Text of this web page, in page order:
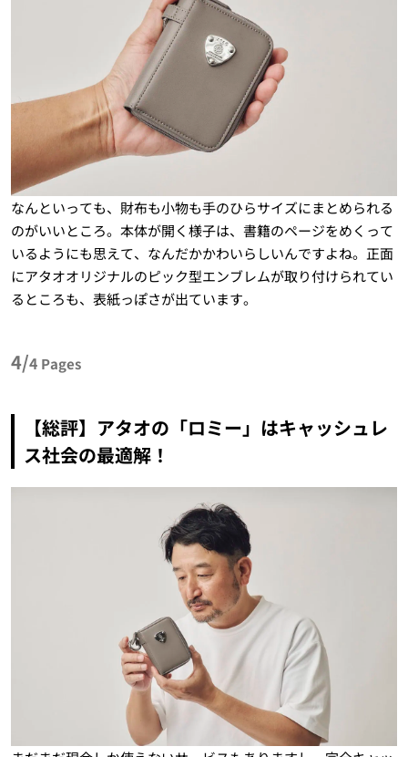
なんといっても、財布も小物も手のひらサイズにまとめられる
のがいいところ。本体が開く様子は、書籍のページをめくって
いるようにも思えて、なんだかかわいらしいんですよね。正面
にアタオオリジナルのピック型エンブレムが取り付けられてい
るところも、表紙っぽさが出ています。
4/4 Pages
【総評】アタオの「ロミー」はキャッシュレ
ス社会の最適解！